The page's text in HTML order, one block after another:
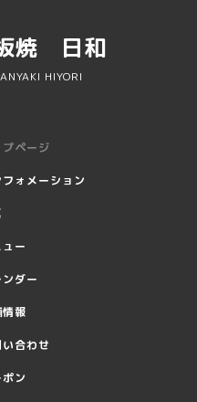
焼 日和
HIYORI
プページ
フォメーション
ー
ダー
報
合わせ
ン